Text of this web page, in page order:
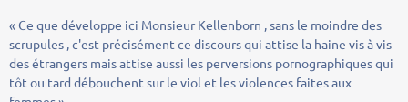
« Ce que développe ici Monsieur Kellenborn , sans le moindre des
scrupules , c'est précisément ce discours qui attise la haine vis à vis
des étrangers mais attise aussi les perversions pornographiques qui
tôt ou tard débouchent sur le viol et les violences faites aux